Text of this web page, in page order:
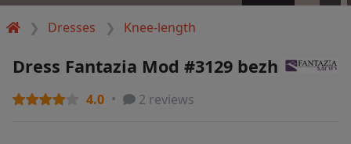
Dresses Knee-length
Dress Fantazia Mod #3129 bezh
4.0 2 reviews